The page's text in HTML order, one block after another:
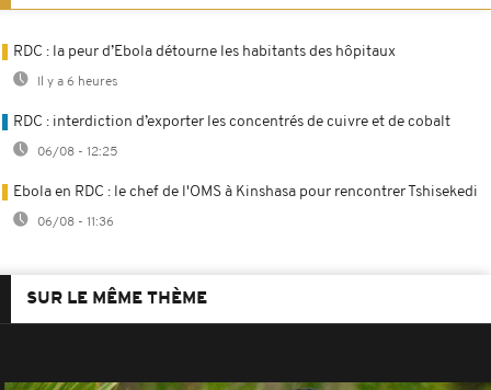
RDC : la peur d’Ebola détourne les habitants des hôpitaux
Il y a 6 heures
RDC : interdiction d’exporter les concentrés de cuivre et de cobalt
06/08 - 12:25
Ebola en RDC : le chef de l'OMS à Kinshasa pour rencontrer Tshisekedi
06/08 - 11:36
SUR LE MÊME THÈME